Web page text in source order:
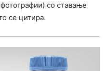
со ставање
се цитира.